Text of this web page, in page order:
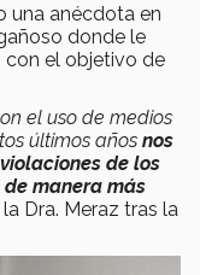
una anécdota en
donde le
con el objetivo de
el uso de medios
últimos años nos
de los
manera más
Dra. Meraz tras la